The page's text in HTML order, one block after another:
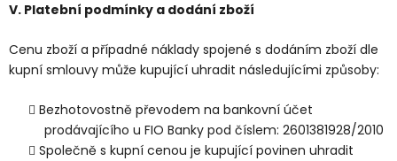
V. Platební podmínky a dodání zboží
Cenu zboží a případné náklady spojené s dodáním zboží dle
kupní smlouvy může kupující uhradit následujícími způsoby:
Bezhotovostně převodem na bankovní účet
prodávajícího u FIO Banky pod číslem: 2601381928/2010
Společně s kupní cenou je kupující povinen uhradit